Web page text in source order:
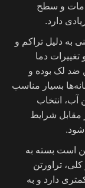
مات و سطح
دارد.
به دلیل تراکم و
دما
ضد لک بوده و
بسیار مناسب
آب، انتخاب
شرایط
است بسته به
تراورتن
دارد و به